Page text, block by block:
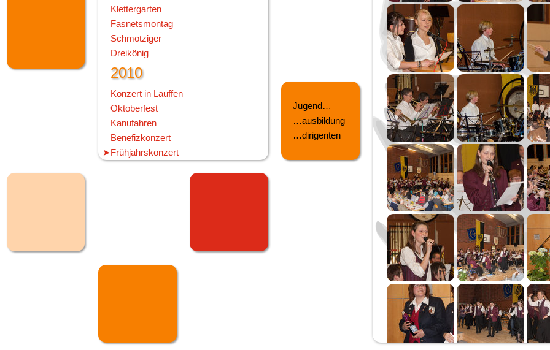
Jugend…
…ausbildung
…dirigenten
Klettergarten
Fasnetsmontag
Schmotziger
Dreikönig
2010
Konzert in Lauffen
Oktoberfest
Kanufahren
Benefizkonzert
Frühjahrskonzert